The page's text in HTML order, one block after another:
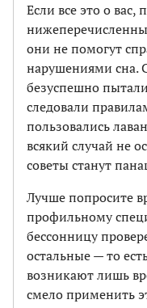
Если все это о вас,
они не помогут
нарушениями сна.
безуспешно
следовали
пользовались
всякий случай не
советы станут
Лучше попросите
профильному
бессонницу
остальные — то
возникают лишь
смело применить